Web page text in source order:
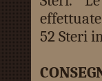
52 Steri